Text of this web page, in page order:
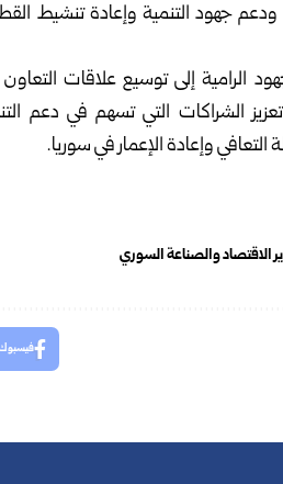
جهود التنمية وإعادة تنشيط
الرامية إلى توسيع علاقات
الشراكات التي تسهم في دعم
التعافي وإعادة الإعمار في سوريا.
الاقتصاد والصناعة السوري